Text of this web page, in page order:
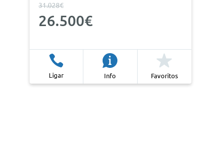
31.028€
26.500€
Ligar Info Favoritos